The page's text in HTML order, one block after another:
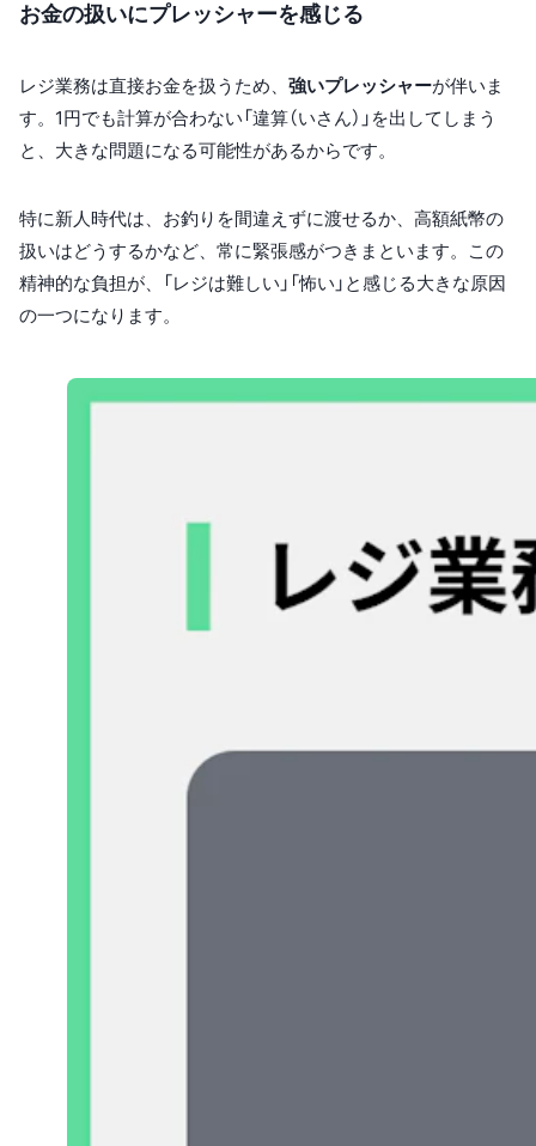
お金の扱いにプレッシャーを感じる
レジ業務は直接お金を扱うため、 強いプレッシャーが伴いま
す。1円でも計算が合わない「違算（いさん）」を出してしまう
と、大きな問題になる可能性があるからです。
特に新人時代は、お釣りを間違えずに渡せるか、高額紙幣の
扱いはどうするかなど、常に緊張感がつきまといます。この
精神的な負担が、「レジは難しい」「怖い」と感じる大きな原因
の一つになります。